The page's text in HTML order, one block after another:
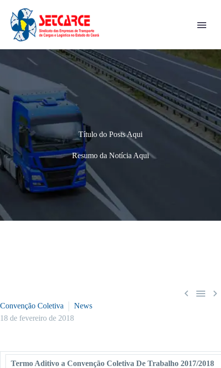
Título do Posts Aqui
Resumo da Notícia Aqui
  
Convenção Coletiva
News
18 de fevereiro de 2018
Termo Aditivo a Convenção Coletiva De Trabalho 2017/2018